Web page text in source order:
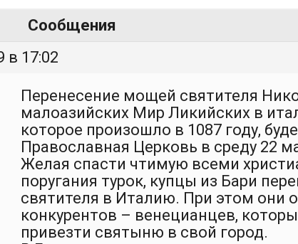
Сообщения
в 17:02
Перенесение мощей святителя
малоазийских Мир Ликийских в
которое произошло в 1087 году,
Православная Церковь в среду 22
Желая спасти чтимую всеми
поругания турок, купцы из Бари
святителя в Италию. При этом они
конкурентов – венецианцев,
привезти святыню в свой город.